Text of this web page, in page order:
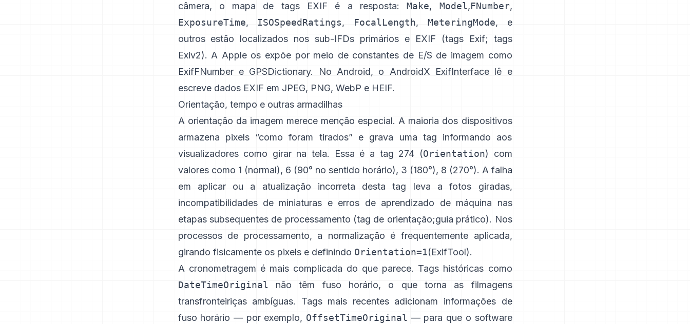
câmera, o mapa de tags EXIF é a resposta:Make, Model,FNumber,
ExposureTime, ISOSpeedRatings, FocalLength, MeteringMode, e
outros estão localizados nos sub-IFDs primários e EXIF (tags Exif; tags
Exiv2). A Apple os expõe por meio de constantes de E/S de imagem como
ExifFNumber e GPSDictionary. No Android, o AndroidX ExifInterface lê e
escreve dados EXIF em JPEG, PNG, WebP e HEIF.
Orientação, tempo e outras armadilhas
A orientação da imagem merece menção especial. A maioria dos dispositivos
armazena pixels “como foram tirados” e grava uma tag informando aos
visualizadores como girar na tela. Essa é a tag 274 (Orientation) com
valores como 1 (normal), 6 (90° no sentido horário), 3 (180°), 8 (270°). A falha
em aplicar ou a atualização incorreta desta tag leva a fotos giradas,
incompatibilidades de miniaturas e erros de aprendizado de máquina nas
etapas subsequentes de processamento (tag de orientação;guia prático). Nos
processos de processamento, a normalização é frequentemente aplicada,
girando fisicamente os pixels e definindo Orientation=1(ExifTool).
A cronometragem é mais complicada do que parece. Tags históricas como
DateTimeOriginal não têm fuso horário, o que torna as filmagens
transfronteiriças ambíguas. Tags mais recentes adicionam informações de
fuso horário — por exemplo, OffsetTimeOriginal — para que o software